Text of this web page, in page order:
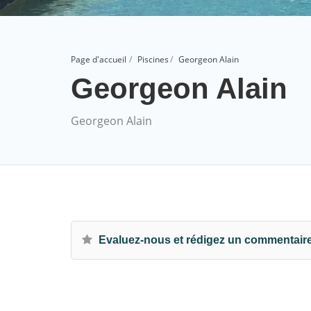
Page d'accueil Piscines Georgeon Alain
Georgeon Alain
Georgeon Alain
Evaluez-nous et rédigez un